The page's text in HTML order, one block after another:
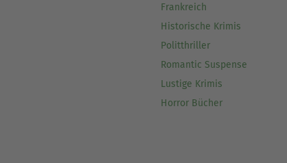
Frankreich
Historische Krimis
Politthriller
Romantic Suspense
Lustige Krimis
Horror Bücher